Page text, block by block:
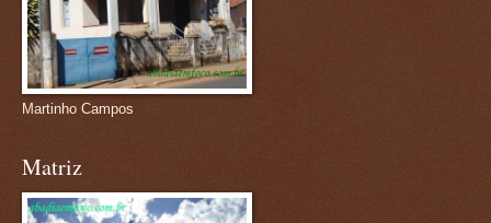
Martinho Campos
Matriz